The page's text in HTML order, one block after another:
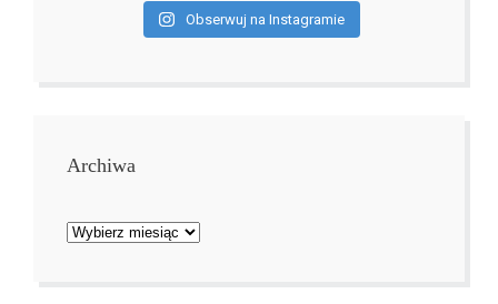
Obserwuj na Instagramie
Archiwa
Archiwa